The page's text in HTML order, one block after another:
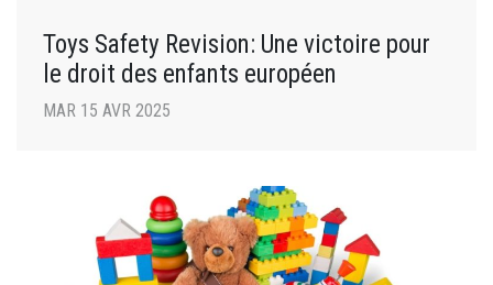
Toys Safety Revision: Une victoire pour
le droit des enfants européen
MAR 15 AVR 2025